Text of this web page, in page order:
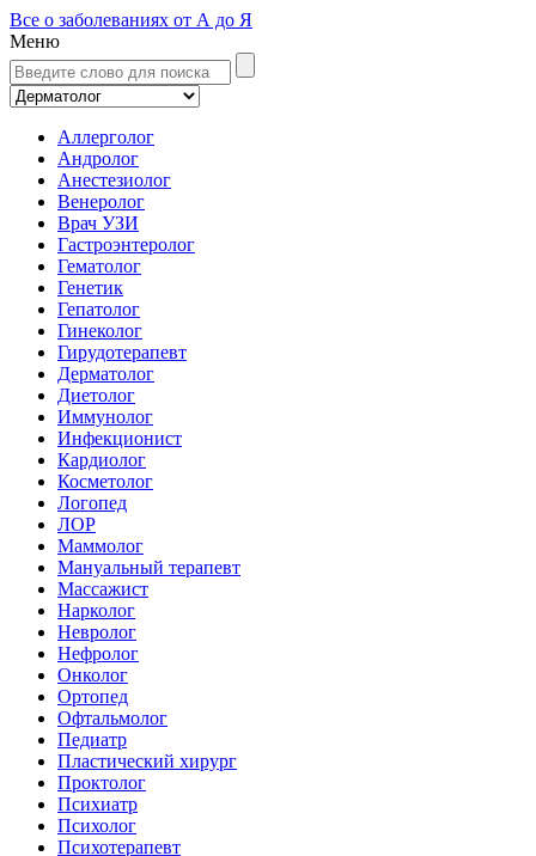
Все о заболеваниях от А до Я
Меню
Аллерголог
Андролог
Анестезиолог
Венеролог
Врач УЗИ
Гастроэнтеролог
Гематолог
Генетик
Гепатолог
Гинеколог
Гирудотерапевт
Дерматолог
Диетолог
Иммунолог
Инфекционист
Кардиолог
Косметолог
Логопед
ЛОР
Маммолог
Мануальный терапевт
Массажист
Нарколог
Невролог
Нефролог
Онколог
Ортопед
Офтальмолог
Педиатр
Пластический хирург
Проктолог
Психиатр
Психолог
Психотерапевт